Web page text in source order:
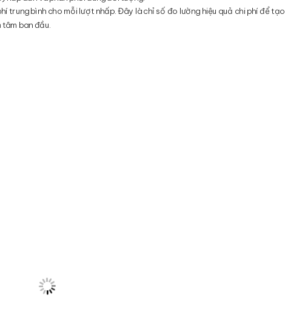
trung bình cho mỗi lượt nhấp. Đây là chỉ số đo lường hiệu quả chi phí để tạo
ban đầu.